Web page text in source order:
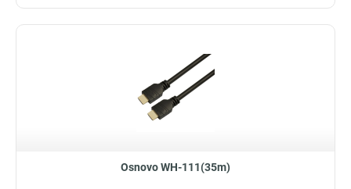
Osnovo WH-111(35m)